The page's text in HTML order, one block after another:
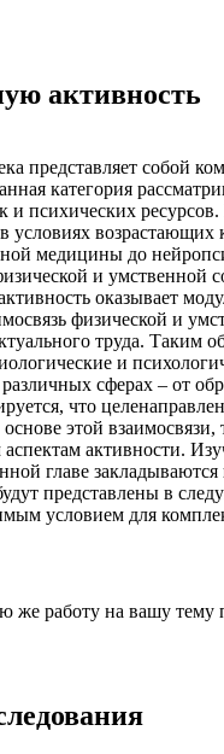
активность
представляет собой
категория
психических
условиях
медицины до
и
оказывает
физической и
труда. Таким
и
сферах – от
что
этой взаимосвязи,
активности.
главе
представлены в
условием для
же работу на вашу тему